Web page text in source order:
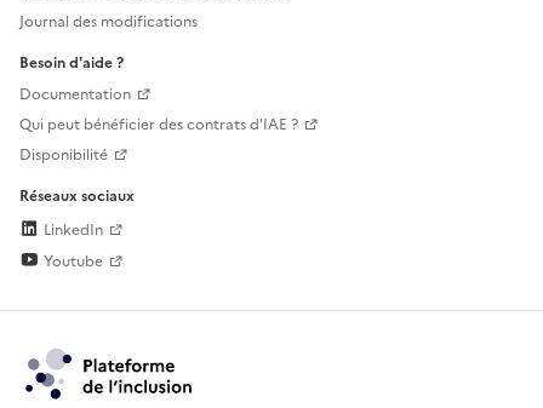
Journal des modifications
Besoin d'aide ?
Documentation
Qui peut bénéficier des contrats d'IAE ?
Disponibilité
Réseaux sociaux
LinkedIn
Youtube